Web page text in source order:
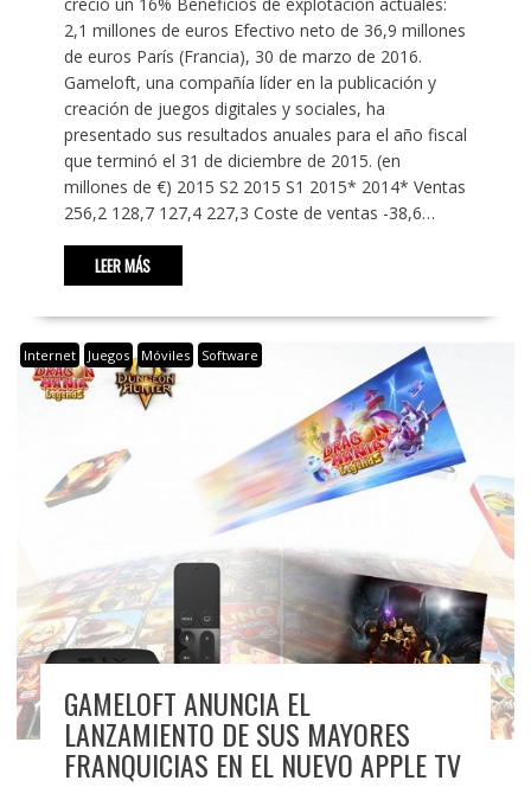
2,1 millones de euros Efectivo neto de 36,9 millones
de euros París (Francia), 30 de marzo de 2016.
Gameloft, una compañía líder en la publicación y
creación de juegos digitales y sociales, ha
presentado sus resultados anuales para el año fiscal
que terminó el 31 de diciembre de 2015. (en
millones de €) 2015 S2 2015 S1 2015* 2014* Ventas
256,2 128,7 127,4 227,3 Coste de ventas -38,6…
LEER MÁS
Internet Juegos Móviles Software
GAMELOFT ANUNCIA EL
LANZAMIENTO DE SUS MAYORES
FRANQUICIAS EN EL NUEVO APPLE TV